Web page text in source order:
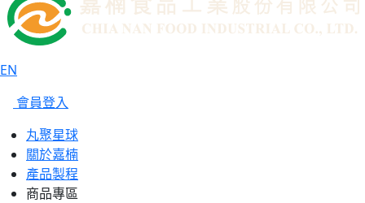
EN
會員登入
丸聚星球
關於嘉楠
產品製程
商品專區